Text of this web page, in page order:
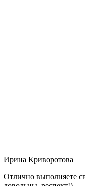
Ирина Криворотова
Отлично выполняете